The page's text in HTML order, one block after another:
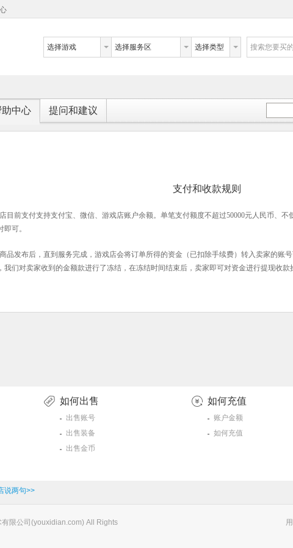
选择游戏 选择服务区 选择类型 搜索您要买
助中心 提问和建议
支付和收款规则
目前支付支持支付宝、微信、游戏店账户余额。单笔支付额度不超过50000元人民币、不
可。
品发布后，直到服务完成， 游戏店会将订单所得的资金（已扣除手续费）转入卖家的账
我们对卖家收到的金额款进行了冻结，在冻结时间结束后，卖家即可对资金进行提现收款
如何出售
出售账号
出售装备
出售金币
如何充值
账户金额
如何充值
说两句>>
限公司(youxidian.com) All Rights